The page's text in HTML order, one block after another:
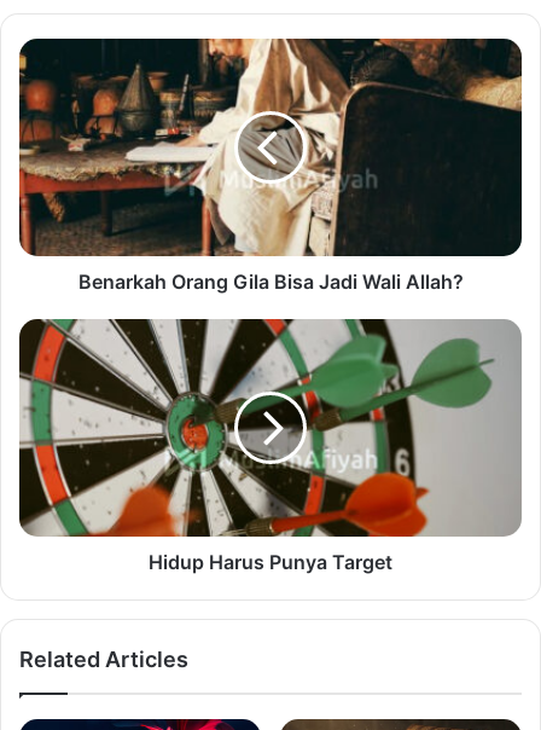
Benarkah Orang Gila Bisa Jadi Wali Allah?
Hidup Harus Punya Target
Related Articles